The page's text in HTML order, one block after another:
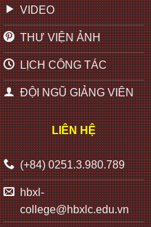
VIDEO
THƯ VIỆN ẢNH
LỊCH CÔNG TÁC
ĐỘI NGŨ GIẢNG VIÊN
LIÊN HỆ
(+84) 0251.3.980.789
hbxl-
college@hbxlc.edu.vn